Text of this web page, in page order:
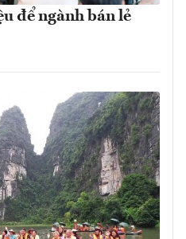
để ngành bán lẻ